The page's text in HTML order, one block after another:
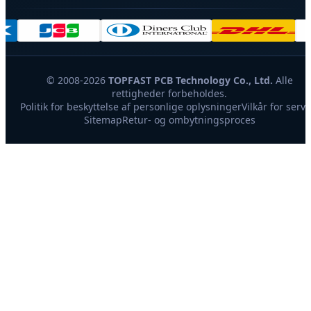
© 2008-2026 TOPFAST PCB Technology Co., Ltd. Alle
rettigheder forbeholdes.
Politik for beskyttelse af personlige oplysningerVilkår for
SitemapRetur- og ombytningsproces